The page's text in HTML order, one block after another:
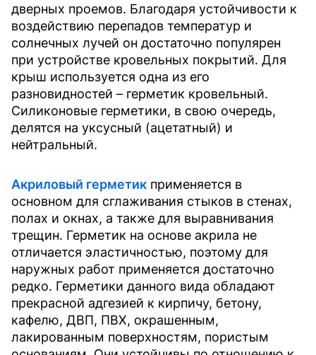
дверных проемов. Благодаря устойчивости к
воздействию перепадов температур и
солнечных лучей он достаточно популярен
при устройстве кровельных покрытий. Для
крыш используется одна из его
разновидностей – герметик кровельный.
Силиконовые герметики, в свою очередь,
делятся на уксусный (ацетатный) и
нейтральный.
Акриловый герметик применяется в
основном для сглаживания стыков в стенах,
полах и окнах, а также для выравнивания
трещин. Герметик на основе акрила не
отличается эластичностью, поэтому для
наружных работ применяется достаточно
редко. Герметики данного вида обладают
прекрасной адгезией к кирпичу, бетону,
кафелю, ДВП, ПВХ, окрашенным,
лакированным поверхностям, пористым